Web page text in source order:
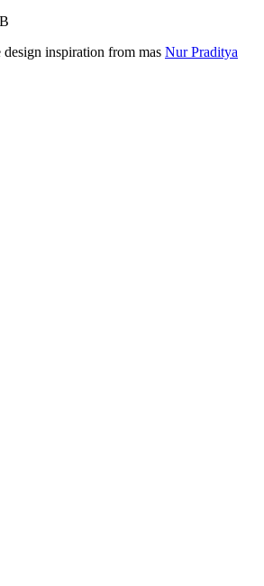
inspiration from mas Nur Praditya